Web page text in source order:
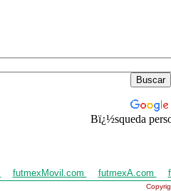
Bï¿½squeda
futmexMovil.com futmexA.com